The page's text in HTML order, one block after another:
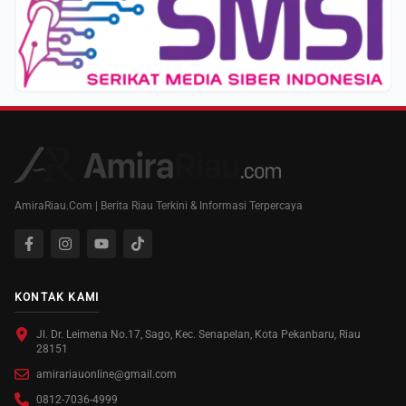
AmiraRiau.Com | Berita Riau Terkini & Informasi Terpercaya
KONTAK KAMI
Jl. Dr. Leimena No.17, Sago, Kec. Senapelan, Kota Pekanbaru, Riau
28151
amirariauonline@gmail.com
0812-7036-4999